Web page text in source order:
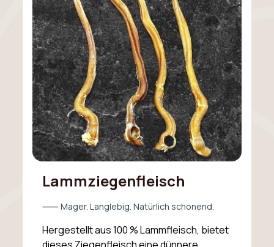
Lammziegenfleisch
⸺Mager. Langlebig. Natürlich schonend.
Hergestellt aus 100 % Lammfleisch, bietet